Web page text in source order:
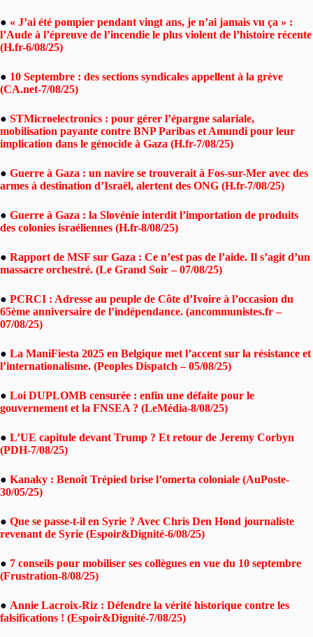
● « J’ai été pompier pendant vingt ans, je n’ai jamais vu ça » :
l’Aude à l’épreuve de l’incendie le plus violent de l’histoire récente
(H.fr-6/08/25)
● 10 Septembre : des sections syndicales appellent à la grève
(CA.net-7/08/25)
● STMicroelectronics : pour gérer l’épargne salariale,
mobilisation payante contre BNP Paribas et Amundi pour leur
implication dans le génocide à Gaza (H.fr-7/08/25)
● Guerre à Gaza : un navire se trouverait à Fos-sur-Mer avec des
armes à destination d’Israël, alertent des ONG (H.fr-7/08/25)
● Guerre à Gaza : la Slovénie interdit l’importation de produits
des colonies israéliennes (H.fr-8/08/25)
● Rapport de MSF sur Gaza : Ce n’est pas de l’aide. Il s’agit d’un
massacre orchestré. (Le Grand Soir – 07/08/25)
● PCRCI : Adresse au peuple de Côte d’Ivoire à l’occasion du
65ème anniversaire de l’indépendance. (ancommunistes.fr –
07/08/25)
● La ManiFiesta 2025 en Belgique met l’accent sur la résistance et
l’internationalisme. (Peoples Dispatch – 05/08/25)
● Loi DUPLOMB censurée : enfin une défaite pour le
gouvernement et la FNSEA ? (LeMédia-8/08/25)
● L’UE capitule devant Trump ? Et retour de Jeremy Corbyn
(PDH-7/08/25)
● Kanaky : Benoît Trépied brise l’omerta coloniale (AuPoste-
30/05/25)
● Que se passe-t-il en Syrie ? Avec Chris Den Hond journaliste
revenant de Syrie (Espoir&Dignité-6/08/25)
● 7 conseils pour mobiliser ses collègues en vue du 10 septembre
(Frustration-8/08/25)
● Annie Lacroix-Riz : Défendre la vérité historique contre les
falsifications ! (Espoir&Dignité-7/08/25)